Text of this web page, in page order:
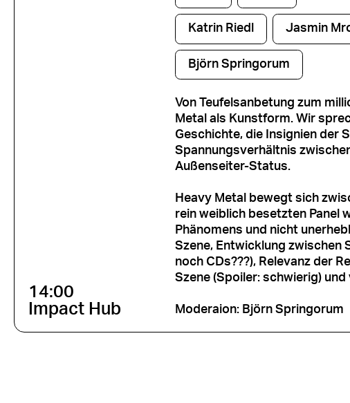
14:00
Impact Hub
Katrin Riedl Jasmin
Björn Springorum
Von Teufelsanbetung zum
Metal als Kunstform. Wir
Geschichte, die Insignien der
Spannungsverhältnis
Außenseiter-Status.
Heavy Metal bewegt sich
rein weiblich besetzten Panel
Phänomens und nicht
Szene, Entwicklung zwischen
noch CDs???), Relevanz der
Szene (Spoiler: schwierig) und
Moderaion: Björn Springorum